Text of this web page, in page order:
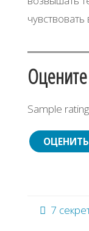
Sample
7